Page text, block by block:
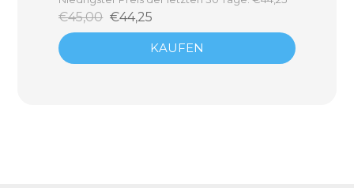
€45,00 €44,25
KAUFEN